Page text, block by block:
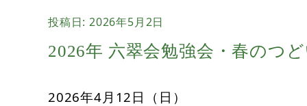
投稿日: 2026年5月2日
2026年 六翠会勉強会・春のつ
2026年4月12日（日）